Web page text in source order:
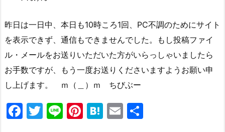
昨日は一日中、本日も10時ころ1回、PC不調のためにサイト
を表示できず、通信もできませんでした。もし投稿ファイ
ル・メールをお送りいただいた方がいらっしゃいましたら
お手数ですが、もう一度お送りくださいますようお願い申
し上げます。 ｍ（＿）ｍ ちびぶー
F
T
Li Pi H
E